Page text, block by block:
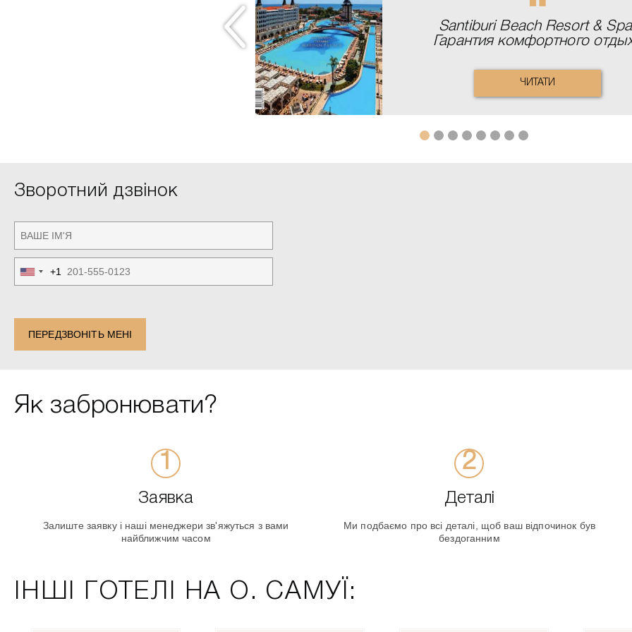
Santiburi Beach Resort &
Гарантия комфортного
ЧИТАТИ
Зворотний дзвінок
United
States
+1
ПЕРЕДЗВОНІТЬ МЕНІ
Як забронювати?
Заявка
Залиште заявку і наші менеджери зв'яжуться з вами
найближчим часом
Деталі
Ми подбаємо про всі деталі, щоб ваш відпочинок був
бездоганним
ІНШІ ГОТЕЛІ НА О. САМУЇ: